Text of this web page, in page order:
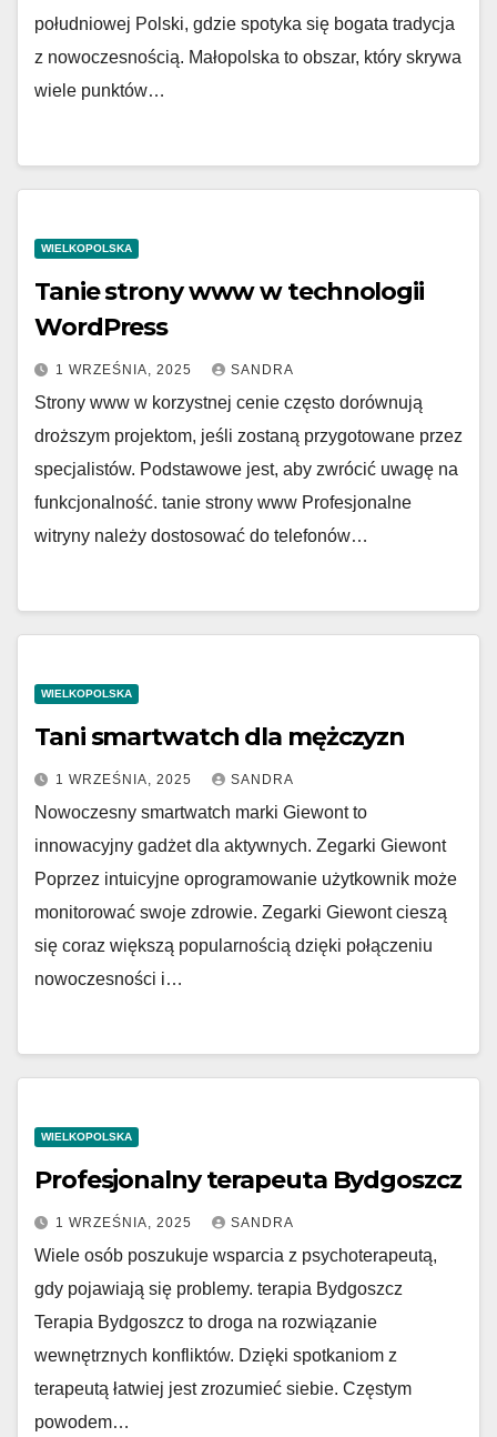
południowej Polski, gdzie spotyka się bogata tradycja
z nowoczesnością. Małopolska to obszar, który skrywa
wiele punktów…
WIELKOPOLSKA
Tanie strony www w technologii
WordPress
1 WRZEŚNIA, 2025 SANDRA
Strony www w korzystnej cenie często dorównują
droższym projektom, jeśli zostaną przygotowane przez
specjalistów. Podstawowe jest, aby zwrócić uwagę na
funkcjonalność. tanie strony www Profesjonalne
witryny należy dostosować do telefonów…
WIELKOPOLSKA
Tani smartwatch dla mężczyzn
1 WRZEŚNIA, 2025 SANDRA
Nowoczesny smartwatch marki Giewont to
innowacyjny gadżet dla aktywnych. Zegarki Giewont
Poprzez intuicyjne oprogramowanie użytkownik może
monitorować swoje zdrowie. Zegarki Giewont cieszą
się coraz większą popularnością dzięki połączeniu
nowoczesności i…
WIELKOPOLSKA
Profesjonalny terapeuta Bydgoszcz
1 WRZEŚNIA, 2025 SANDRA
Wiele osób poszukuje wsparcia z psychoterapeutą,
gdy pojawiają się problemy. terapia Bydgoszcz
Terapia Bydgoszcz to droga na rozwiązanie
wewnętrznych konfliktów. Dzięki spotkaniom z
terapeutą łatwiej jest zrozumieć siebie. Częstym
powodem…